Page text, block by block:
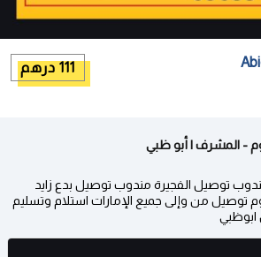
111 درهم
- المشرف | أبو ظبي
توصيل الفجيرة مندوب توصيل بدع زايد
توصيل من وإلى جميع الإمارات استلام وتسليم
ابوظبي